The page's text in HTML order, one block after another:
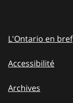
L'Ontario en bref
Accessibilité
Archives